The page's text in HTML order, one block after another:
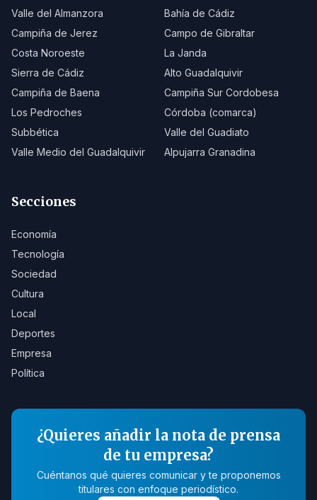
Valle del Almanzora
Bahía de Cádiz
Campiña de Jerez
Campo de Gibraltar
Costa Noroeste
La Janda
Sierra de Cádiz
Alto Guadalquivir
Campiña de Baena
Campiña Sur Cordobesa
Los Pedroches
Córdoba (comarca)
Subbética
Valle del Guadiato
Valle Medio del Guadalquivir
Alpujarra Granadina
Secciones
Economía
Tecnología
Sociedad
Cultura
Local
Deportes
Empresa
Política
¿Quieres añadir la nota de prensa
de tu empresa?
Cuéntanos qué quieres comunicar y te proponemos
titulares con enfoque periodístico.